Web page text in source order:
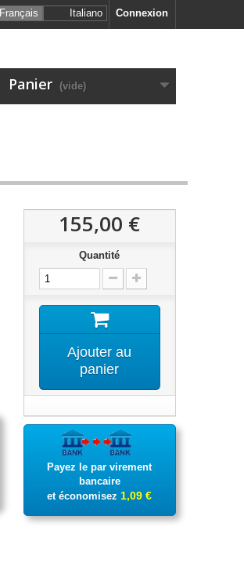
Connexion
Français Italiano
Panier (vide)
155,00 €
Quantité
Ajouter au
panier
Payez le par virement
bancaire
et économisez 1,09 €